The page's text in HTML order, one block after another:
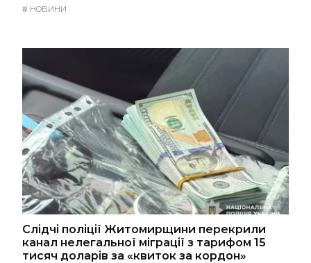
# НОВИНИ
Слідчі поліції Житомирщини перекрили
канал нелегальної міграції з тарифом 15
тисяч доларів за «квиток за кордон»